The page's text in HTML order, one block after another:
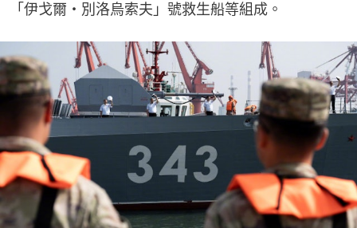
「伊戈爾・別洛烏索夫」號救生船等組成。